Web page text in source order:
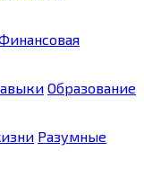
Образование
Разумные